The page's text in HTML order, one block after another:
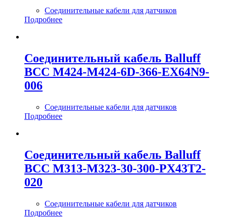
Соединительные кабели для датчиков
Подробнее
Соединительный кабель Balluff
BCC M424-M424-6D-366-EX64N9-
006
Соединительные кабели для датчиков
Подробнее
Соединительный кабель Balluff
BCC M313-M323-30-300-PX43T2-
020
Соединительные кабели для датчиков
Подробнее